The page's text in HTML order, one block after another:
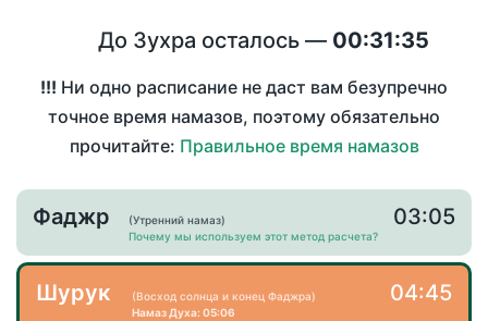
До Зухра осталось — 00:31:34
!!! Ни одно расписание не даст вам безупречно
точное время намазов, поэтому обязательно
прочитайте: Правильное время намазов
Фаджр
(Утренний намаз)
Почему мы используем этот метод расчета?
03:05
Шурук
(Восход солнца и конец Фаджра)
Намаз Духа: 05:06
04:45